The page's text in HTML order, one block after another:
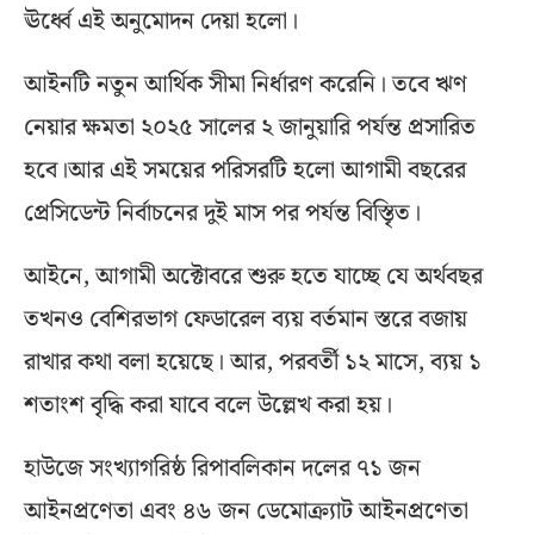
ঊর্ধ্বে এই অনুমোদন দেয়া হলো।
আইনটি নতুন আর্থিক সীমা নির্ধারণ করেনি। তবে ঋণ
নেয়ার ক্ষমতা ২০২৫ সালের ২ জানুয়ারি পর্যন্ত প্রসারিত
হবে।আর এই সময়ের পরিসরটি হলো আগামী বছরের
প্রেসিডেন্ট নির্বাচনের দুই মাস পর পর্যন্ত বিস্তিৃত।
আইনে, আগামী অক্টোবরে শুরু হতে যাচ্ছে যে অর্থবছর
তখনও বেশিরভাগ ফেডারেল ব্যয় বর্তমান স্তরে বজায়
রাখার কথা বলা হয়েছে। আর, পরবর্তী ১২ মাসে, ব্যয় ১
শতাংশ বৃদ্ধি করা যাবে বলে উল্লেখ করা হয়।
হাউজে সংখ্যাগরিষ্ঠ রিপাবলিকান দলের ৭১ জন
আইনপ্রণেতা এবং ৪৬ জন ডেমোক্র্যাট আইনপ্রণেতা